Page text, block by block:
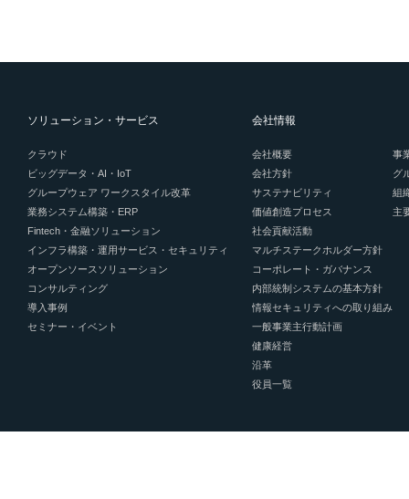
ソリューション・サービス
クラウド
ビッグデータ・AI・IoT
グループウェア ワークスタイル改革
業務システム構築・ERP
Fintech・金融ソリューション
インフラ構築・運用サービス・セキュリティ
オープンソースソリューション
コンサルティング
導入事例
セミナー・イベント
会社情報
会社概要
会社方針
サステナビリティ
価値創造プロセス
社会貢献活動
マルチステークホルダー方針
コーポレート・ガバナンス
内部統制システムの基本方針
情報セキュリティへの取り組み
一般事業主行動計画
健康経営
沿革
役員一覧
事
グ
組
主